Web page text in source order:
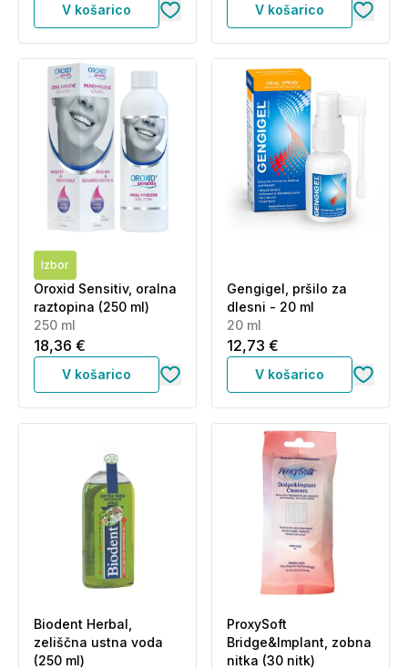
V košarico V košarico
Izbor
Oroxid Sensitiv, oralna
raztopina (250 ml)
250 ml
18,36 €
V košarico
Gengigel, pršilo za
dlesni - 20 ml
20 ml
12,73 €
V košarico
Biodent Herbal,
zeliščna ustna voda
(250 ml)
ProxySoft
Bridge&Implant, zobna
nitka (30 nitk)